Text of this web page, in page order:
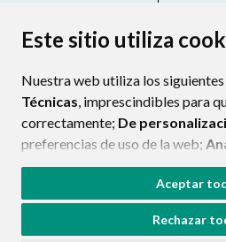
Este sitio utiliza
Nuestra web utiliza los
Técnicas, imprescindibles para
correctamente; De
preferencias de uso de la web;
funcionamiento de la web y sus
Si acepta pulsando el botón
consideramos que acepta su uso.
Aceptar
Rechazar
PROTECCIÓN DE DATOS
POLÍTICA DE